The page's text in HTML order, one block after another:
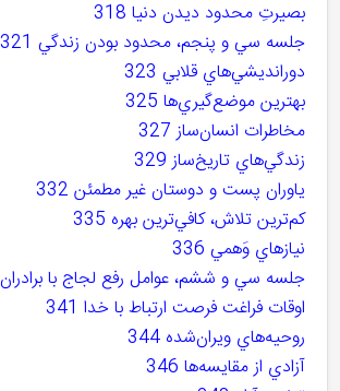
بصيرتِ محدود ديدن دنيا 318
جلسه سي و پنجم، محدود بودن زندگي 321
دورانديشي‌هاي قلابي 323
بهترين موضع‌گيري‌ها 325
مخاطرات انسان‌ساز 327
زندگي‌هاي تاريخ‌ساز 329
ياوران پست و دوستان غير مطمئن 332
کم‌ترين تلاش، کافي‌ترين بهره 335
نيازهاي وَهمي 336
جلسه سي و ششم، عوامل رفع لجاج با برادران 339
اوقات فراغت فرصت ارتباط با خدا 341
روحيه‌هاي ويران‌شده 344
آزادي از مقايسه‌ها 346